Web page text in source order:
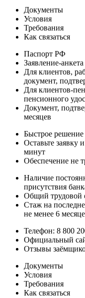
Документы
Условия
Требования
Как связаться
Паспорт РФ
Заявление-анкета
Для клиентов,
документ,
Для клиентов-
пенсионного
Документ,
месяцев
Быстрое решение
Оставьте заявку
минут
Обеспечение не
Наличие
присутствия
Общий трудовой
Стаж на
не менее 6
Телефон: 8 800
Официальный
Отзывы
Документы
Условия
Требования
Как связаться